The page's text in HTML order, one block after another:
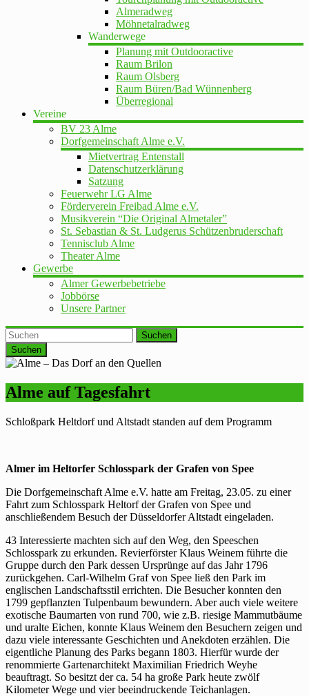
Almeradweg
Möhnetalradweg
Wanderwege
Planung mit Outdooractive
Raum Brilon
Raum Olsberg
Raum Büren/Bad Wünnenberg
Überregional
Vereine
BV 23 Alme
Dorfgemeinschaft Alme e.V.
Mietvertrag Entenstall
Datenschutzerklärung
Satzung
Feuerwehr LG Alme
Förderverein Freibad Alme e.V.
Musikverein “Die Original Almetaler”
St. Sebastian & St. Ludgerus Schützenbruderschaft
Tennisclub Alme
Theater Alme
Gewerbe
Almer Gewerbebetriebe
Jobbörse
Unsere Partner
Suchen
Alme auf Tagesfahrt
Schloßpark Heltdorf und Altstadt standen auf dem Programm
Almer im Heltorfer Schlosspark der Grafen von Spee
Die Dorfgemeinschaft Alme e.V. hatte am Freitag, 23.05. zu einer
Fahrt zum Schlosspark Heltorf der Grafen von Spee und
anschließendem Besuch der Düsseldorfer Altstadt eingeladen.
43 Interessierte machten sich auf den Weg, den Speeschen
Schlosspark zu erkunden. Revierförster Klaus Weinem führte die
Gruppe durch den Park dessen Ursprünge auf das Jahr 1796
zurückgehen. Carl-Wilhelm Graf von Spee ließ den Park im
englischen Landschaftsstil errichten. Die Besucher konnten den
1799 gepflanzten Tulpenbaum bewundern. Aber auch viele weitere
exotische Baumarten von rund 700, wie z.B. riesige Mammutbäume
und uralte Eichen, konnte Klaus Weinem den Besuchern zeigen und
dazu viele interessante Geschichten und Anekdoten erzählen. Die
eigentliche Planung des Parks begann 1803. Hierfür wurde der
renommierte Gartenarchitekt Maximilian Friedrich Weyhe
beauftragt. So besitzt der ca. 54 ha große Park heute zwölf
Kilometer Wege und vier beeindruckende Teichanlagen.